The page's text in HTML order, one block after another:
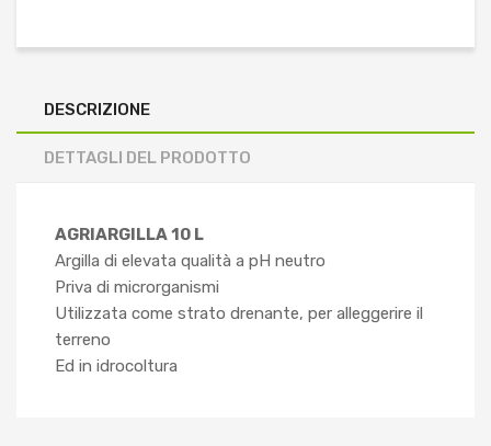
DESCRIZIONE
DETTAGLI DEL PRODOTTO
AGRIARGILLA 10 L
Argilla di elevata qualità a pH neutro
Priva di microrganismi
Utilizzata come strato drenante, per alleggerire il
terreno
Ed in idrocoltura